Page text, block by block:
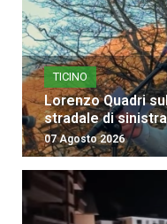
TICINO
Lorenzo Quadri
stradale di
07 Agosto 2026